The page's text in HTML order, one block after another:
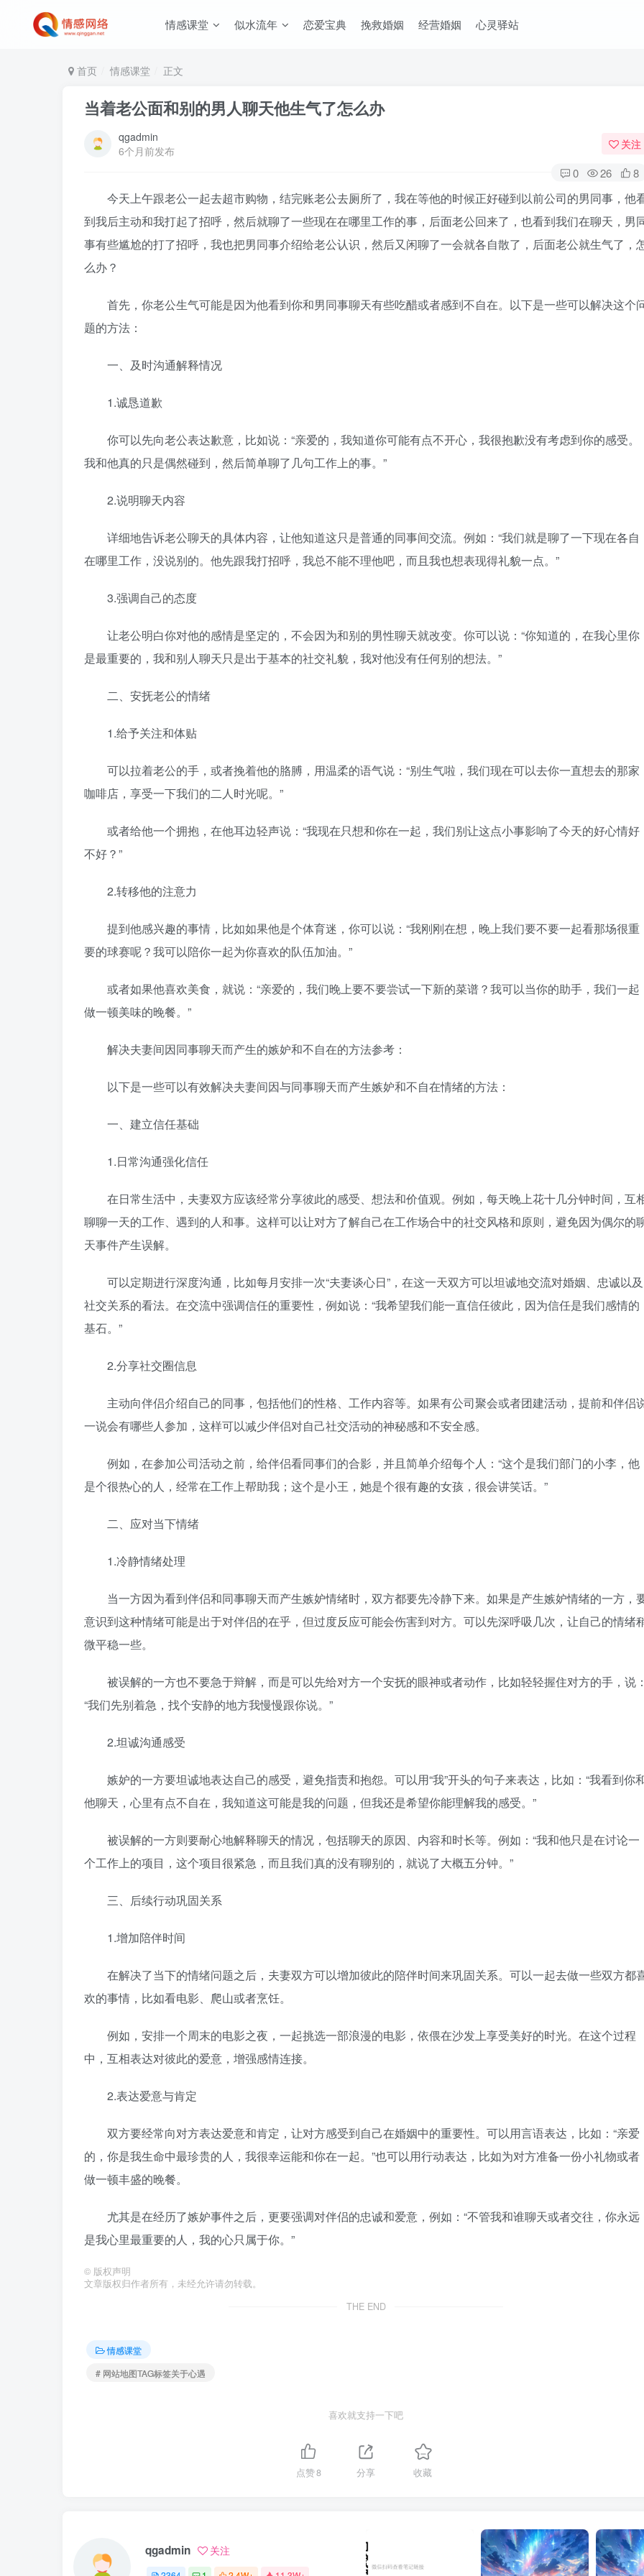
情感课堂 似水流年 恋爱宝典 挽救婚姻 经营婚姻 心灵驿站
首页 情感课堂 正文
当着老公面和别的男人聊天他生气了怎么办
qgadmin
6个月前发布
关注
0 26 8
今天上午跟老公一起去超市购物，结完账老公去厕所了，我在等他的时候正好碰到以前公司的男同事，他
到我后主动和我打起了招呼，然后就聊了一些现在在哪里工作的事，后面老公回来了，也看到我们在聊天，男
事有些尴尬的打了招呼，我也把男同事介绍给老公认识，然后又闲聊了一会就各自散了，后面老公就生气了，
么办？
首先，你老公生气可能是因为他看到你和男同事聊天有些吃醋或者感到不自在。以下是一些可以解决这个
题的方法：
一、及时沟通解释情况
1.诚恳道歉
你可以先向老公表达歉意，比如说：“亲爱的，我知道你可能有点不开心，我很抱歉没有考虑到你的感受。
我和他真的只是偶然碰到，然后简单聊了几句工作上的事。”
2.说明聊天内容
详细地告诉老公聊天的具体内容，让他知道这只是普通的同事间交流。例如：“我们就是聊了一下现在各自
在哪里工作，没说别的。他先跟我打招呼，我总不能不理他吧，而且我也想表现得礼貌一点。”
3.强调自己的态度
让老公明白你对他的感情是坚定的，不会因为和别的男性聊天就改变。你可以说：“你知道的，在我心里你
是最重要的，我和别人聊天只是出于基本的社交礼貌，我对他没有任何别的想法。”
二、安抚老公的情绪
1.给予关注和体贴
可以拉着老公的手，或者挽着他的胳膊，用温柔的语气说：“别生气啦，我们现在可以去你一直想去的那家
咖啡店，享受一下我们的二人时光呢。”
或者给他一个拥抱，在他耳边轻声说：“我现在只想和你在一起，我们别让这点小事影响了今天的好心情好
不好？”
2.转移他的注意力
提到他感兴趣的事情，比如如果他是个体育迷，你可以说：“我刚刚在想，晚上我们要不要一起看那场很重
要的球赛呢？我可以陪你一起为你喜欢的队伍加油。”
或者如果他喜欢美食，就说：“亲爱的，我们晚上要不要尝试一下新的菜谱？我可以当你的助手，我们一起
做一顿美味的晚餐。”
解决夫妻间因同事聊天而产生的嫉妒和不自在的方法参考：
以下是一些可以有效解决夫妻间因与同事聊天而产生嫉妒和不自在情绪的方法：
一、建立信任基础
1.日常沟通强化信任
在日常生活中，夫妻双方应该经常分享彼此的感受、想法和价值观。例如，每天晚上花十几分钟时间，互
聊聊一天的工作、遇到的人和事。这样可以让对方了解自己在工作场合中的社交风格和原则，避免因为偶尔的
天事件产生误解。
可以定期进行深度沟通，比如每月安排一次“夫妻谈心日”，在这一天双方可以坦诚地交流对婚姻、忠诚以及
社交关系的看法。在交流中强调信任的重要性，例如说：“我希望我们能一直信任彼此，因为信任是我们感情的
基石。”
2.分享社交圈信息
主动向伴侣介绍自己的同事，包括他们的性格、工作内容等。如果有公司聚会或者团建活动，提前和伴侣
一说会有哪些人参加，这样可以减少伴侣对自己社交活动的神秘感和不安全感。
例如，在参加公司活动之前，给伴侣看同事们的合影，并且简单介绍每个人：“这个是我们部门的小李，他
是个很热心的人，经常在工作上帮助我；这个是小王，她是个很有趣的女孩，很会讲笑话。”
二、应对当下情绪
1.冷静情绪处理
当一方因为看到伴侣和同事聊天而产生嫉妒情绪时，双方都要先冷静下来。如果是产生嫉妒情绪的一方，
意识到这种情绪可能是出于对伴侣的在乎，但过度反应可能会伤害到对方。可以先深呼吸几次，让自己的情绪
微平稳一些。
被误解的一方也不要急于辩解，而是可以先给对方一个安抚的眼神或者动作，比如轻轻握住对方的手，说
“我们先别着急，找个安静的地方我慢慢跟你说。”
2.坦诚沟通感受
嫉妒的一方要坦诚地表达自己的感受，避免指责和抱怨。可以用“我”开头的句子来表达，比如：“我看到你
他聊天，心里有点不自在，我知道这可能是我的问题，但我还是希望你能理解我的感受。”
被误解的一方则要耐心地解释聊天的情况，包括聊天的原因、内容和时长等。例如：“我和他只是在讨论一
个工作上的项目，这个项目很紧急，而且我们真的没有聊别的，就说了大概五分钟。”
三、后续行动巩固关系
1.增加陪伴时间
在解决了当下的情绪问题之后，夫妻双方可以增加彼此的陪伴时间来巩固关系。可以一起去做一些双方都
欢的事情，比如看电影、爬山或者烹饪。
例如，安排一个周末的电影之夜，一起挑选一部浪漫的电影，依偎在沙发上享受美好的时光。在这个过程
中，互相表达对彼此的爱意，增强感情连接。
2.表达爱意与肯定
双方要经常向对方表达爱意和肯定，让对方感受到自己在婚姻中的重要性。可以用言语表达，比如：“亲爱
的，你是我生命中最珍贵的人，我很幸运能和你在一起。”也可以用行动表达，比如为对方准备一份小礼物或者
做一顿丰盛的晚餐。
尤其是在经历了嫉妒事件之后，更要强调对伴侣的忠诚和爱意，例如：“不管我和谁聊天或者交往，你永远
是我心里最重要的人，我的心只属于你。”
© 版权声明
文章版权归作者所有，未经允许请勿转载。
THE END
情感课堂
# 网站地图TAG标签关于心遇
喜欢就支持一下吧
点赞8 分享 收藏
qgadmin 关注